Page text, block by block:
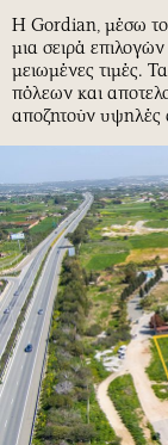
Η Gordian, μέσω
μια σειρά επιλογών
μειωμένες τιμές.
πόλεων και
αποζητούν υψηλές